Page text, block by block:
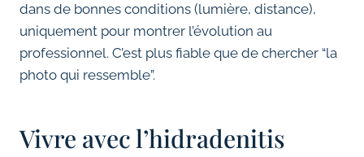
dans de bonnes conditions (lumière, distance),
uniquement pour montrer l’évolution au
professionnel. C’est plus fiable que de chercher “la
photo qui ressemble”.
Vivre avec l’hidradenitis